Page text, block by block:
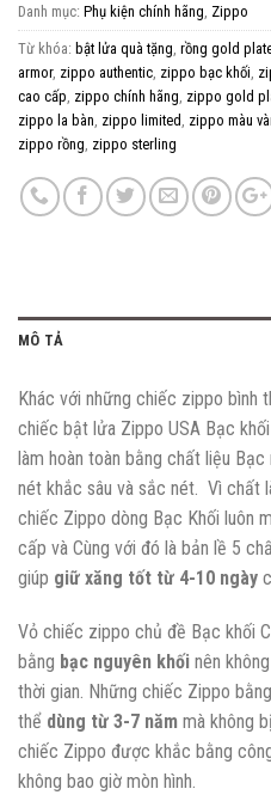
Danh mục: Phụ kiện chính hãng Zippo
Từ khóa: bật lửa quà tặng rồng gold
armor, zippo authentic zippo bạc khối
cao cấp zippo chính hãng zippo gold
zippo la bàn zippo limited zippo màu
zippo rồng zippo sterling
MÔ TẢ
Khác với những chiếc zippo bình
chiếc bật lửa Zippo USA Bạc
làm hoàn toàn bằng chất liệu Bạc
nét khắc sâu và sắc nét. Vì chất
chiếc Zippo dòng Bạc Khối luôn
cấp và Cùng với đó là bản lề 5
giúp giữ xăng tốt từ 4-10 ngày
Vỏ chiếc zippo chủ đề Bạc khối
bằng bạc nguyên khối nên
thời gian. Những chiếc Zippo
thể dùng từ 3-7 năm mà không
chiếc Zippo được khắc bằng
không bao giờ mòn hình.